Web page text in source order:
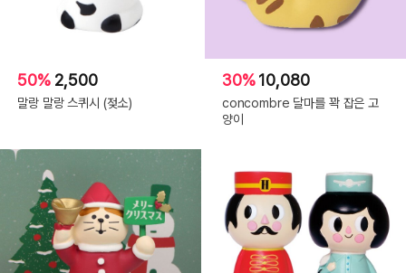
50% 2,500
말랑 말랑 스퀴시 (젖소)
30%10,080
concombre 달마를 꽉 잡은 고
양이